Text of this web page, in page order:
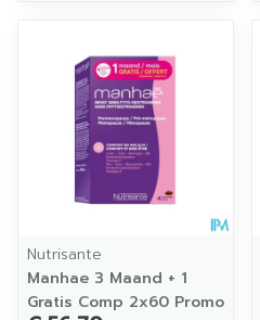
Nutrisante
Manhae 3 Maand + 1
Gratis Comp 2x60 Promo